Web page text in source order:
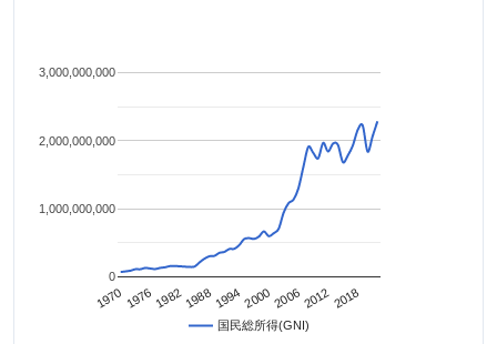
国民総所得(GNI)
1970 1976 1982198819942000200620122018
0
1,000,000,000
2,000,000,000
3,000,000,000